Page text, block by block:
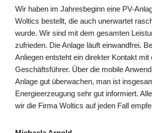
Wir haben im Jahresbeginn eine PV-
Woltics bestellt, die auch unerwartet
wurde. Wir sind mit dem gesamten
zufrieden. Die Anlage läuft einwandfrei.
Anliegen entsteht ein direkter Kontakt mit
Geschäftsführer. Über die mobile
Anlage gut überwachen, man ist
Energieerzeugung sehr gut informiert.
wir die Firma Woltics auf jeden Fall